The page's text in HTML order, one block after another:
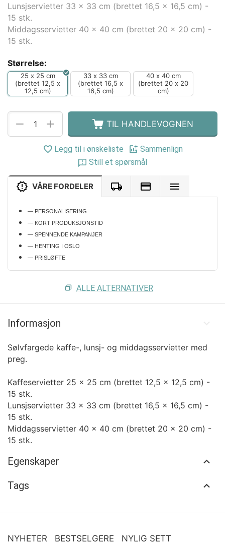
Lunsjservietter 33 x 33 cm (brettet 16,5 x 16,5 cm) -
15 stk.
Middagsservietter 40 x 40 cm (brettet 20 x 20 cm) -
15 stk.
Størrelse:
25 x 25 cm
(brettet 12,5 x
12,5 cm)
33 x 33 cm
(brettet 16,5 x
16,5 cm)
40 x 40 cm
(brettet 20 x 20
cm)
+
− TIL HANDLEVOGNEN
Legg til i ønskeliste
Sammenlign
Still et spørsmål
VÅRE FORDELER
— PERSONALISERING
— KORT PRODUKSJONSTID
— SPENNENDE KAMPANJER
— HENTING I OSLO
— PRISLØFTE
ALLE ALTERNATIVER
Informasjon
Sølvfargede kaffe-, lunsj- og middagsservietter med
preg.
Kaffeservietter 25 x 25 cm (brettet 12,5 x 12,5 cm) -
15 stk.
Lunsjservietter 33 x 33 cm (brettet 16,5 x 16,5 cm) -
15 stk.
Middagsservietter 40 x 40 cm (brettet 20 x 20 cm) -
15 stk.
Egenskaper
Tags
NYHETER BESTSELGERE NYLIG SETT